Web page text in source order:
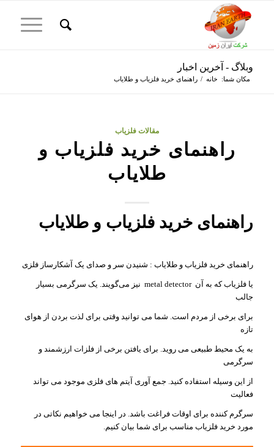
وبلاگ - آخرین اخبار
مکان شما: خانه / راهنمای خرید فلزیاب و طلایاب
مقالات فلزیاب
راهنمای خرید فلزیاب و
طلایاب
راهنمای خرید فلزیاب و طلایاب
راهنمای خرید فلزیاب و طلایاب : شنیدن سر و صدای یک آشکارساز فلزی
یا فلزیاب که به آن metal detector نیز می‌گویند. یک سرگرمی بسیار
جالب
برای برخی از مردم است. شما می توانید وقتی برای لذت بردن از هوای
تازه
به یک محیط طبیعی می روید. برای یافتن برخی از فلزات ارزشمند و
سرگرمی
از این وسیله استفاده کنید. جمع آوری آیتم های فلزی موجود می تواند
فعالیت
سرگرم کننده برای اوقات فراغت باشد. در اینجا می خواهیم نکاتی در
مورد خرید فلزیاب مناسب برای شما بیان کنیم.